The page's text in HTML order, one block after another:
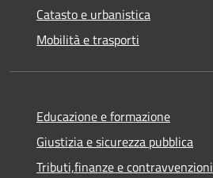
Catasto e urbanistica
Mobilità e trasporti
Educazione e formazione
Giustizia e sicurezza pubblica
Tributi,finanze e contravvenzioni